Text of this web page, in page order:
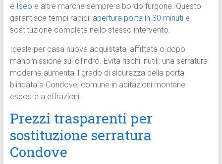
e Iseo e altre marche sempre a bordo furgone. Questo
garantisce tempi rapidi: apertura porta in 30 minutie
sostituzione completa nello stesso intervento.
Ideale per casa nuova acquistata, affittata o dopo
manomissione sul cilindro. Evita rischi inutili: una serratura
moderna aumenta il grado di sicurezza della porta
blindata a Condove, comune in abitazioni montane
esposte a effrazioni.
Prezzi trasparenti per
sostituzione serratura
Condove